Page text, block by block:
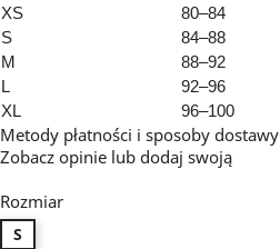
XS
80–84
S
84–88
M
88–92
L
92–96
XL
96–100
Metody płatności i sposoby dostawy
Zobacz opinie lub dodaj swoją
Rozmiar
S